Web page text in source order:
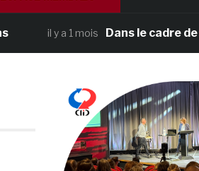
il y a 1 mois Dans le cadre de sa